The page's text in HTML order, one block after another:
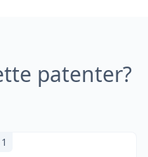
patenter?